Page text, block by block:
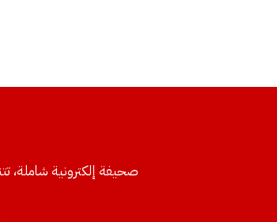
صحيفة إلكترونية شاملة،